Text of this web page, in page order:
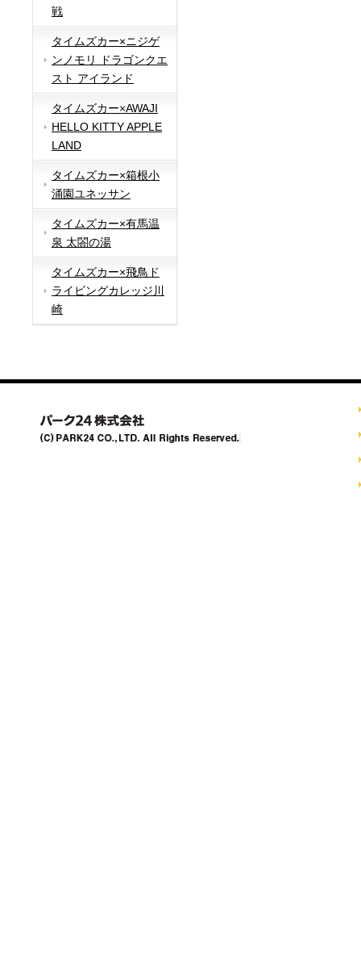
戦
タイムズカー×ニジゲ
ンノモリ ドラゴンクエ
スト アイランド
タイムズカー×AWAJI
HELLO KITTY APPLE
LAND
タイムズカー×箱根小
涌園ユネッサン
タイムズカー×有馬温
泉 太閤の湯
タイムズカー×飛鳥ド
ライビングカレッジ川
崎